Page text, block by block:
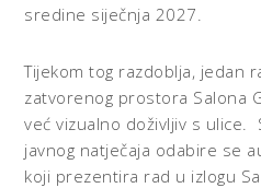
sredine siječnja 2027.
Tijekom tog razdoblja, jedan
zatvorenog prostora Salona
već vizualno doživljiv s ulice.
javnog natječaja odabire se
koji prezentira rad u izlogu